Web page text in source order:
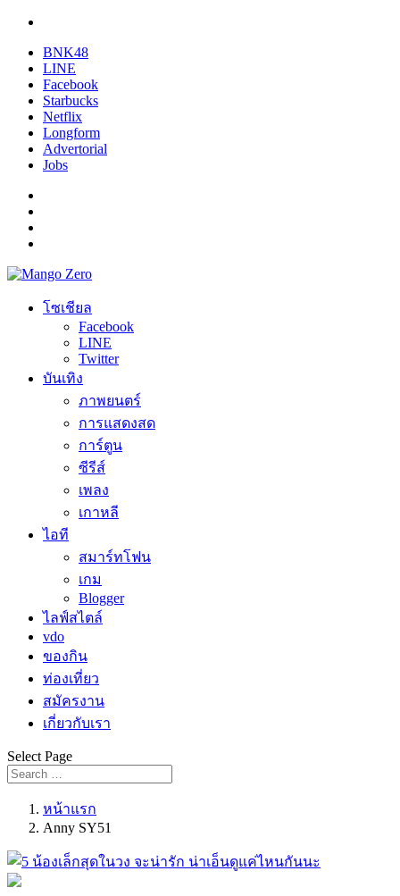
BNK48
LINE
Facebook
Starbucks
Netflix
Longform
Advertorial
Jobs
โซเชียล
Facebook
LINE
Twitter
บันเทิง
ภาพยนตร์
การแสดงสด
การ์ตูน
ซีรีส์
เพลง
เกาหลี
ไอที
สมาร์ทโฟน
เกม
Blogger
ไลฟ์สไตล์
vdo
ของกิน
ท่องเที่ยว
สมัครงาน
เกี่ยวกับเรา
Select Page
หน้าแรก
Anny SY51